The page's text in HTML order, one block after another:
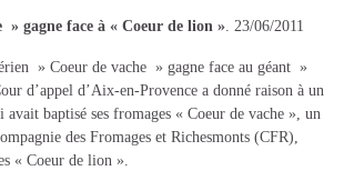
» gagne face à « Coeur de lion » . 23/06/2011
» Coeur de vache » gagne face au géant »
d’appel d’Aix-en-Provence a donné raison à un
baptisé ses fromages « Coeur de vache », un
des Fromages et Richesmonts (CFR),
« Coeur de lion ».